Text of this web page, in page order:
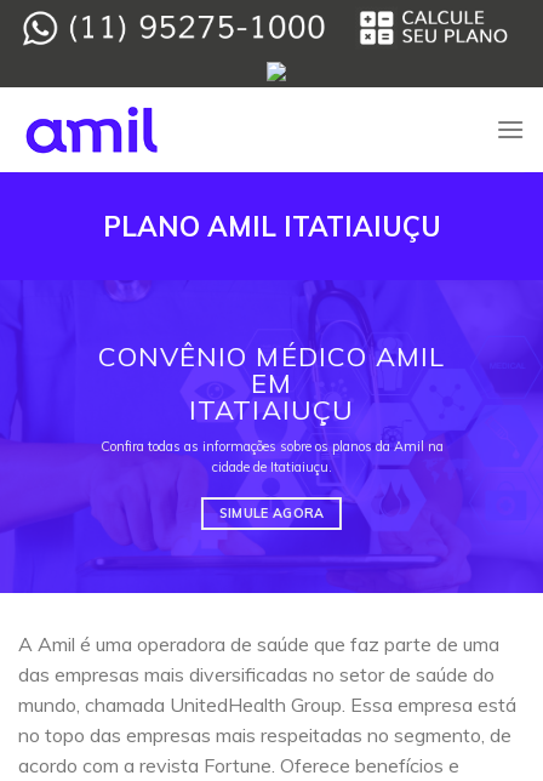
Skip
PLANO AMIL ITATIAIUÇU
CONVÊNIO MÉDICO AMIL
EM
ITATIAIUÇU
Confira todas as informações sobre os planos da Amil na
cidade de Itatiaiuçu.
SIMULE AGORA
A Amil é uma operadora de saúde que faz parte de uma
das empresas mais diversificadas no setor de saúde do
mundo, chamada UnitedHealth Group. Essa empresa está
no topo das empresas mais respeitadas no segmento, de
acordo com a revista Fortune. Oferece benefícios e